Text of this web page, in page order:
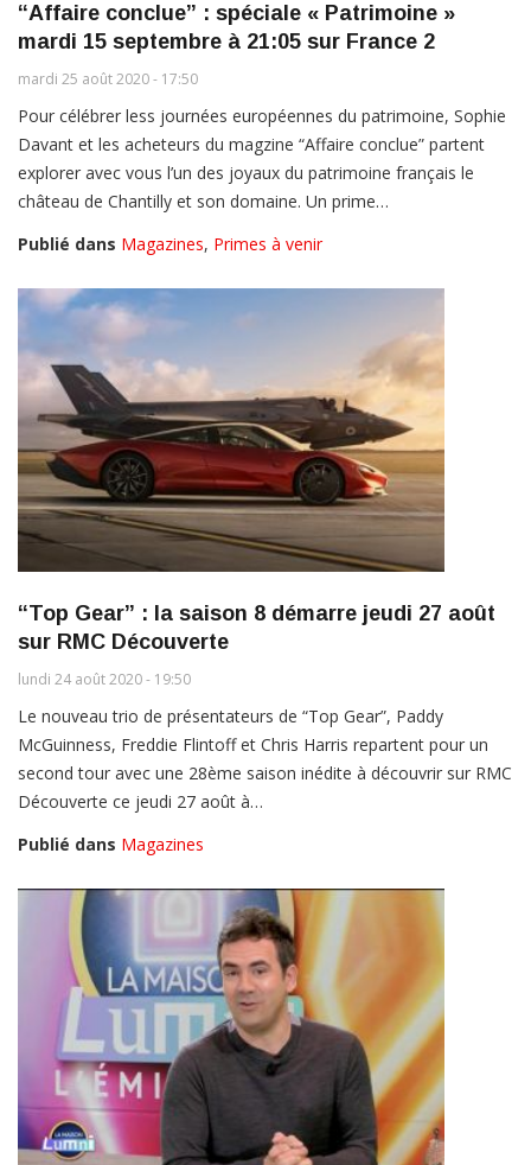
“Affaire conclue” : spéciale « Patrimoine »
mardi 15 septembre à 21:05 sur France 2
mardi 25 août 2020 - 17:50
Pour célébrer less journées européennes du patrimoine, Sophie
Davant et les acheteurs du magzine “Affaire conclue” partent
explorer avec vous l’un des joyaux du patrimoine français le
château de Chantilly et son domaine. Un prime…
Publié dans Magazines, Primes à venir
“Top Gear” : la saison 8 démarre jeudi 27 août
sur RMC Découverte
lundi 24 août 2020 - 19:50
Le nouveau trio de présentateurs de “Top Gear”, Paddy
McGuinness, Freddie Flintoff et Chris Harris repartent pour un
second tour avec une 28ème saison inédite à découvrir sur RMC
Découverte ce jeudi 27 août à…
Publié dans Magazines